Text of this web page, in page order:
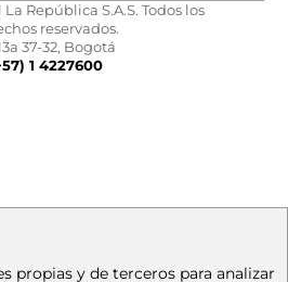
República S.A.S. Todos los
reservados.
37-32, Bogotá
1 4227600
propias y de terceros para analizar